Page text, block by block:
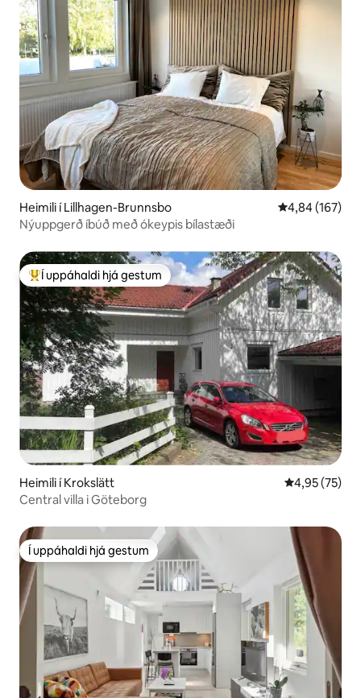
Heimili í Lillhagen-Brunnsbo 4,84 af 5 í
4,84 (167)
Nýuppgerð íbúð með ókeypis bílastæði
Í mestu uppáhaldi hjá gestum
Í uppáhaldi hjá gestum
Heimili í Krokslätt 4,95 af 5 í
4,95 (75)
Central villa i Göteborg
Í uppáhaldi hjá gestum
Í uppáhaldi hjá gestum